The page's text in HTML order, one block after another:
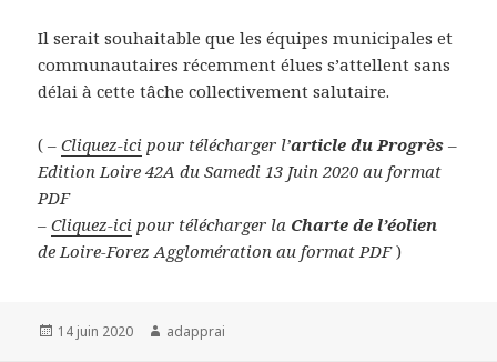
Il serait souhaitable que les équipes municipales et
communautaires récemment élues s’attellent sans
délai à cette tâche collectivement salutaire.
( –Cliquez-ici pour télécharger l’article du Progrès –
Edition Loire 42A du Samedi 13 Juin 2020 au format
PDF
–Cliquez-ici pour télécharger la Charte de l’éolien
de Loire-Forez Agglomération au format PDF)
Publié
14 juin 2020 Auteur
adapprai